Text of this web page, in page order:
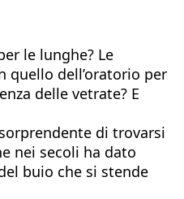
le lunghe? Le
quello dell’oratorio per
delle vetrate? E
di trovarsi
nei secoli ha dato
buio che si stende